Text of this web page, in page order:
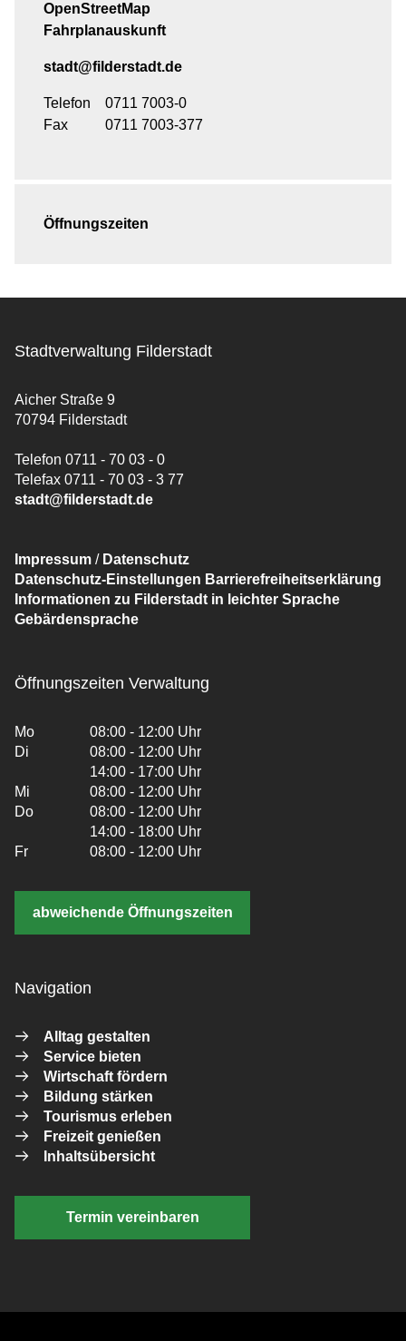
OpenStreetMap
Fahrplanauskunft
stadt@filderstadt.de
Telefon
0711 7003-0
Fax
0711 7003-377
Öffnungszeiten
Stadtverwaltung Filderstadt
Aicher Straße 9
70794 Filderstadt
Telefon 0711 - 70 03 - 0
Telefax 0711 - 70 03 - 3 77
stadt@filderstadt.de
Impressum / Datenschutz
Datenschutz-Einstellungen Barrierefreiheitserklärung
Informationen zu Filderstadt in leichter Sprache
Gebärdensprache
Öffnungszeiten Verwaltung
Mo
08:00 - 12:00 Uhr
Di
08:00 - 12:00 Uhr
14:00 - 17:00 Uhr
Mi
08:00 - 12:00 Uhr
Do
08:00 - 12:00 Uhr
14:00 - 18:00 Uhr
Fr
08:00 - 12:00 Uhr
abweichende Öffnungszeiten
Navigation
Alltag gestalten
Service bieten
Wirtschaft fördern
Bildung stärken
Tourismus erleben
Freizeit genießen
Inhaltsübersicht
Termin vereinbaren